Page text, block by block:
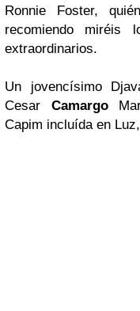
Ronnie Foster,
recomiendo miréis
extraordinarios.
Un jovencísimo
Cesar Camargo
Capim incluída en